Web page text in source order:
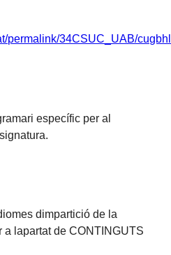
permalink/34CSUC_UAB/
específic per al
dimpartició de la
lapartat de CONTINGUTS